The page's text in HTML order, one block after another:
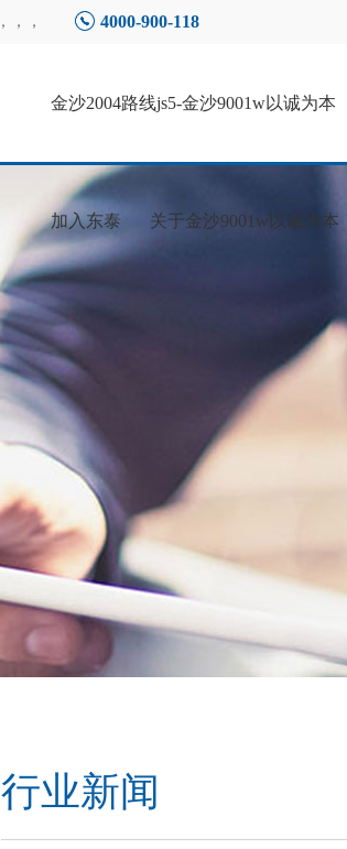
，，， 4000-900-118
金沙2004路线js5-金沙9001w以诚为本
加入东泰 关于金沙9001w以诚为本
行业新闻